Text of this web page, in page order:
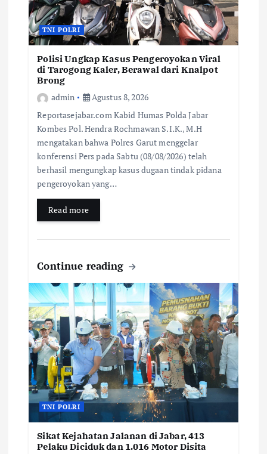
TNI POLRI
Polisi Ungkap Kasus Pengeroyokan Viral
di Tarogong Kaler, Berawal dari Knalpot
Brong
admin
Agustus 8, 2026
Reportasejabar.com Kabid Humas Polda Jabar
Kombes Pol. Hendra Rochmawan S.I.K., M.H
mengatakan bahwa Polres Garut menggelar
konferensi Pers pada Sabtu (08/08/2026) telah
berhasil mengungkap kasus dugaan tindak pidana
pengeroyokan yang…
Read more
Continue reading
TNI POLRI
Sikat Kejahatan Jalanan di Jabar, 413
Pelaku Diciduk dan 1.016 Motor Disita